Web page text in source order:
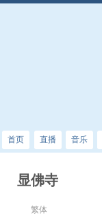
首页 直播 音乐
显佛寺
繁体